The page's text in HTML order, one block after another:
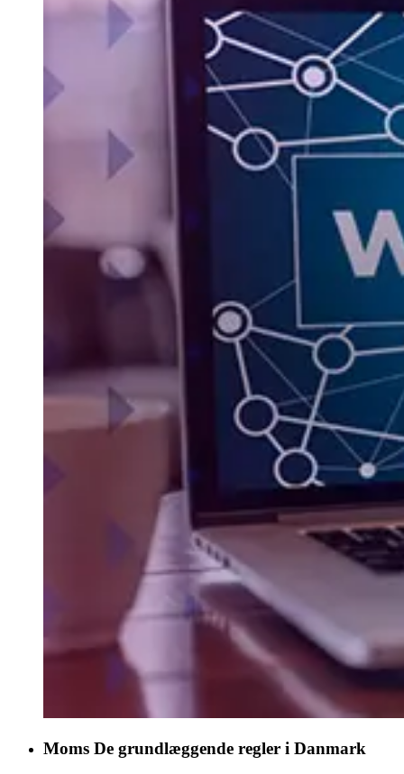
Moms De grundlæggende regler i Danmark